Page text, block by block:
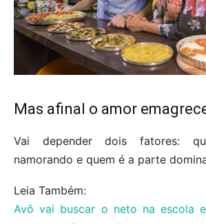
Mas afinal o amor
Vai depender dois fatores:
namorando e quem é a parte
Leia Também:
Avô vai buscar o neto na escola